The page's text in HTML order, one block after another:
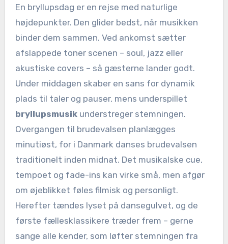
En bryllupsdag er en rejse med naturlige
højdepunkter. Den glider bedst, når musikken
binder dem sammen. Ved ankomst sætter
afslappede toner scenen – soul, jazz eller
akustiske covers – så gæsterne lander godt.
Under middagen skaber en sans for dynamik
plads til taler og pauser, mens underspillet
bryllupsmusikunderstreger stemningen.
Overgangen til brudevalsen planlægges
minutiøst, for i Danmark danses brudevalsen
traditionelt inden midnat. Det musikalske cue,
tempoet og fade-ins kan virke små, men afgør
om øjeblikket føles filmisk og personligt.
Herefter tændes lyset på dansegulvet, og de
første fællesklassikere træder frem – gerne
sange alle kender, som løfter stemningen fra